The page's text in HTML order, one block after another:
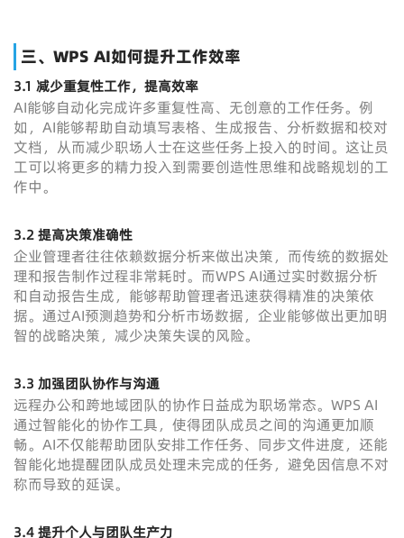
三、WPS AI如何提升工作效率
3.1 减少重复性工作，提高效率
AI能够自动化完成许多重复性高、无创意的工作任务。例
如，AI能够帮助自动填写表格、生成报告、分析数据和校对
文档，从而减少职场人士在这些任务上投入的时间。这让员
工可以将更多的精力投入到需要创造性思维和战略规划的工
作中。
3.2提高决策准确性
企业管理者往往依赖数据分析来做出决策，而传统的数据处
理和报告制作过程非常耗时。而WPS AI通过实时数据分析
和自动报告生成，能够帮助管理者迅速获得精准的决策依
据。通过AI预测趋势和分析市场数据，企业能够做出更加明
智的战略决策，减少决策失误的风险。
3.3 加强团队协作与沟通
远程办公和跨地域团队的协作日益成为职场常态。WPS AI
通过智能化的协作工具，使得团队成员之间的沟通更加顺
畅。AI不仅能帮助团队安排工作任务、同步文件进度，还能
智能化地提醒团队成员处理未完成的任务，避免因信息不对
称而导致的延误。
3.4提升个人与团队生产力